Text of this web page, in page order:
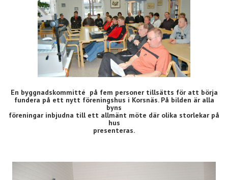
En byggnadskommitté på fem personer tillsätts för att börja
fundera på ett nytt föreningshus i Korsnäs. På bilden är alla
byns
föreningar inbjudna till ett allmänt möte där olika storlekar på
hus
presenteras.